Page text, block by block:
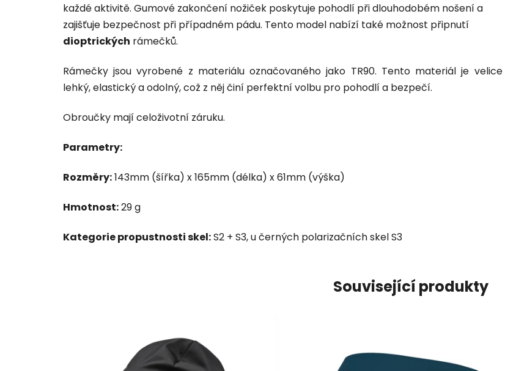
každé aktivitě. Gumové zakončení nožiček poskytuje pohodlí při dlouhodobém nošení a
zajišťuje bezpečnost při případném pádu. Tento model nabízí také možnost připnutí
dioptrických rámečků.
Rámečky jsou vyrobené z materiálu označovaného jako TR90. Tento materiál je velice
lehký, elastický a odolný, což z něj činí perfektní volbu pro pohodlí a bezpečí.
Obroučky mají celoživotní záruku.
Parametry:
Rozměry:143mm (šířka) x 165mm (délka) x 61mm (výška)
Hmotnost:29 g
Kategorie propustnosti skel:S2 + S3, u černých polarizačních skel S3
Související produkty